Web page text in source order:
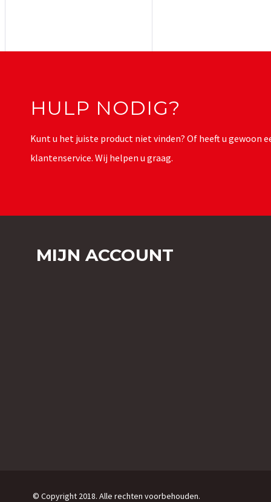
HULP NODIG?
Kunt u het juiste product niet vinden? Of heeft u gewoon
klantenservice. Wij helpen u graag.
MIJN ACCOUNT
© Copyright 2018. Alle rechten voorbehouden.